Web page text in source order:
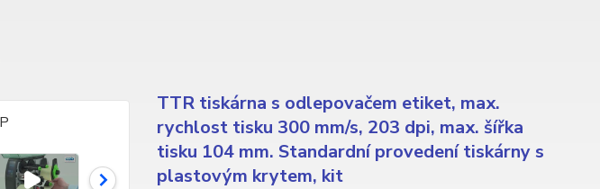
TTR tiskárna s odlepovačem etiket, max.
rychlost tisku 300 mm/s, 203 dpi, max. šířka
tisku 104 mm. Standardní provedení tiskárny s
plastovým krytem, kit